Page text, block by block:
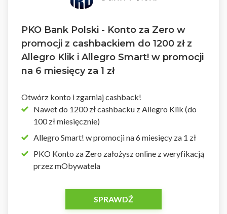
PKO Bank Polski - Konto za Zero w
promocji z cashbackiem do 1200 zł z
Allegro Klik i Allegro Smart! w promocji
na 6 miesięcy za 1 zł
Otwórz konto i zgarniaj cashback!
Nawet do 1200 zł cashbacku z Allegro Klik (do
100 zł miesięcznie)
Allegro Smart! w promocji na 6 miesięcy za 1 zł
PKO Konto za Zero założysz online z weryfikacją
przez mObywatela
SPRAWDŹ